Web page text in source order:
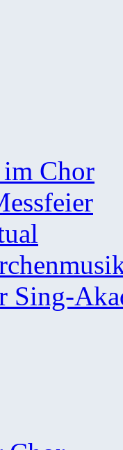
Chor
Sing-